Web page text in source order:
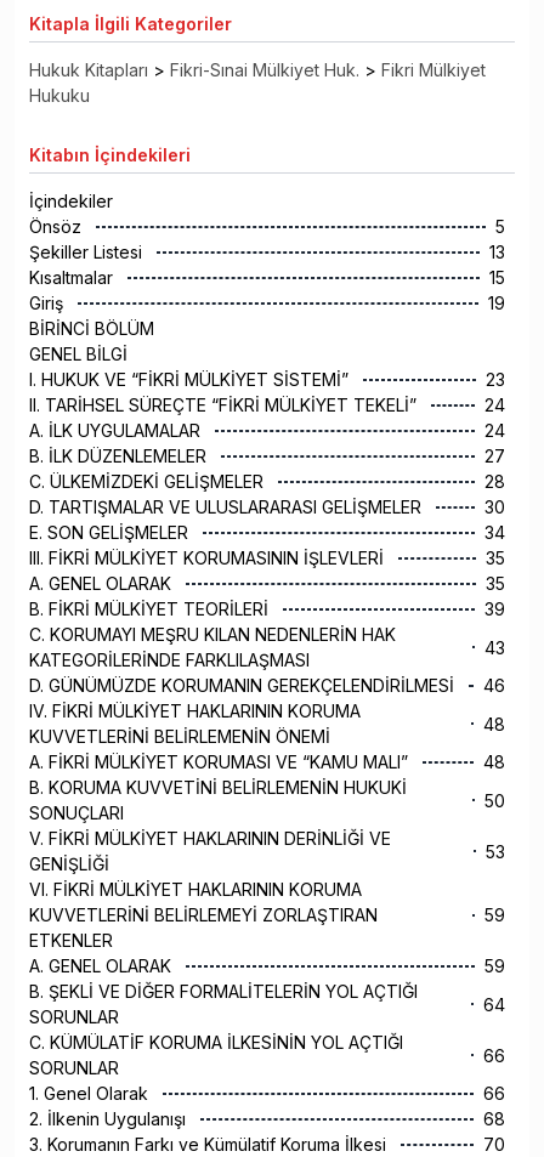
Kitapla İlgili Kategoriler
Hukuk Kitapları > Fikri-Sınai Mülkiyet Huk. > Fikri Mülkiyet
Hukuku
Kitabın İçindekileri
İçindekiler
Önsöz
5
Şekiller Listesi
13
Kısaltmalar
15
Giriş
19
BİRİNCİ BÖLÜM
GENEL BİLGİ
I. HUKUK VE “FİKRİ MÜLKİYET SİSTEMİ”
23
II. TARİHSEL SÜREÇTE “FİKRİ MÜLKİYET TEKELİ”
24
A. İLK UYGULAMALAR
24
B. İLK DÜZENLEMELER
27
C. ÜLKEMİZDEKİ GELİŞMELER
28
D. TARTIŞMALAR VE ULUSLARARASI GELİŞMELER
30
E. SON GELİŞMELER
34
III. FİKRİ MÜLKİYET KORUMASININ İŞLEVLERİ
35
A. GENEL OLARAK
35
B. FİKRİ MÜLKİYET TEORİLERİ
39
C. KORUMAYI MEŞRU KILAN NEDENLERİN HAK
KATEGORİLERİNDE FARKLILAŞMASI
43
D. GÜNÜMÜZDE KORUMANIN GEREKÇELENDİRİLMESİ
46
IV. FİKRİ MÜLKİYET HAKLARININ KORUMA
KUVVETLERİNİ BELİRLEMENİN ÖNEMİ
48
A. FİKRİ MÜLKİYET KORUMASI VE “KAMU MALI”
48
B. KORUMA KUVVETİNİ BELİRLEMENİN HUKUKİ
SONUÇLARI
50
V. FİKRİ MÜLKİYET HAKLARININ DERİNLİĞİ VE
GENİŞLİĞİ
53
VI. FİKRİ MÜLKİYET HAKLARININ KORUMA
KUVVETLERİNİ BELİRLEMEYİ ZORLAŞTIRAN
ETKENLER
59
A. GENEL OLARAK
59
B. ŞEKLİ VE DİĞER FORMALİTELERİN YOL AÇTIĞI
SORUNLAR
64
C. KÜMÜLATİF KORUMA İLKESİNİN YOL AÇTIĞI
SORUNLAR
66
1. Genel Olarak
66
2. İlkenin Uygulanışı
68
3. Korumanın Farkı ve Kümülatif Koruma İlkesi
70